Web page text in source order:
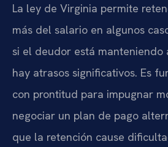
La ley de Virginia permite
más del salario en algunos
si el deudor está manteniendo
hay atrasos significativos. Es
con prontitud para impugnar
negociar un plan de pago
que la retención cause